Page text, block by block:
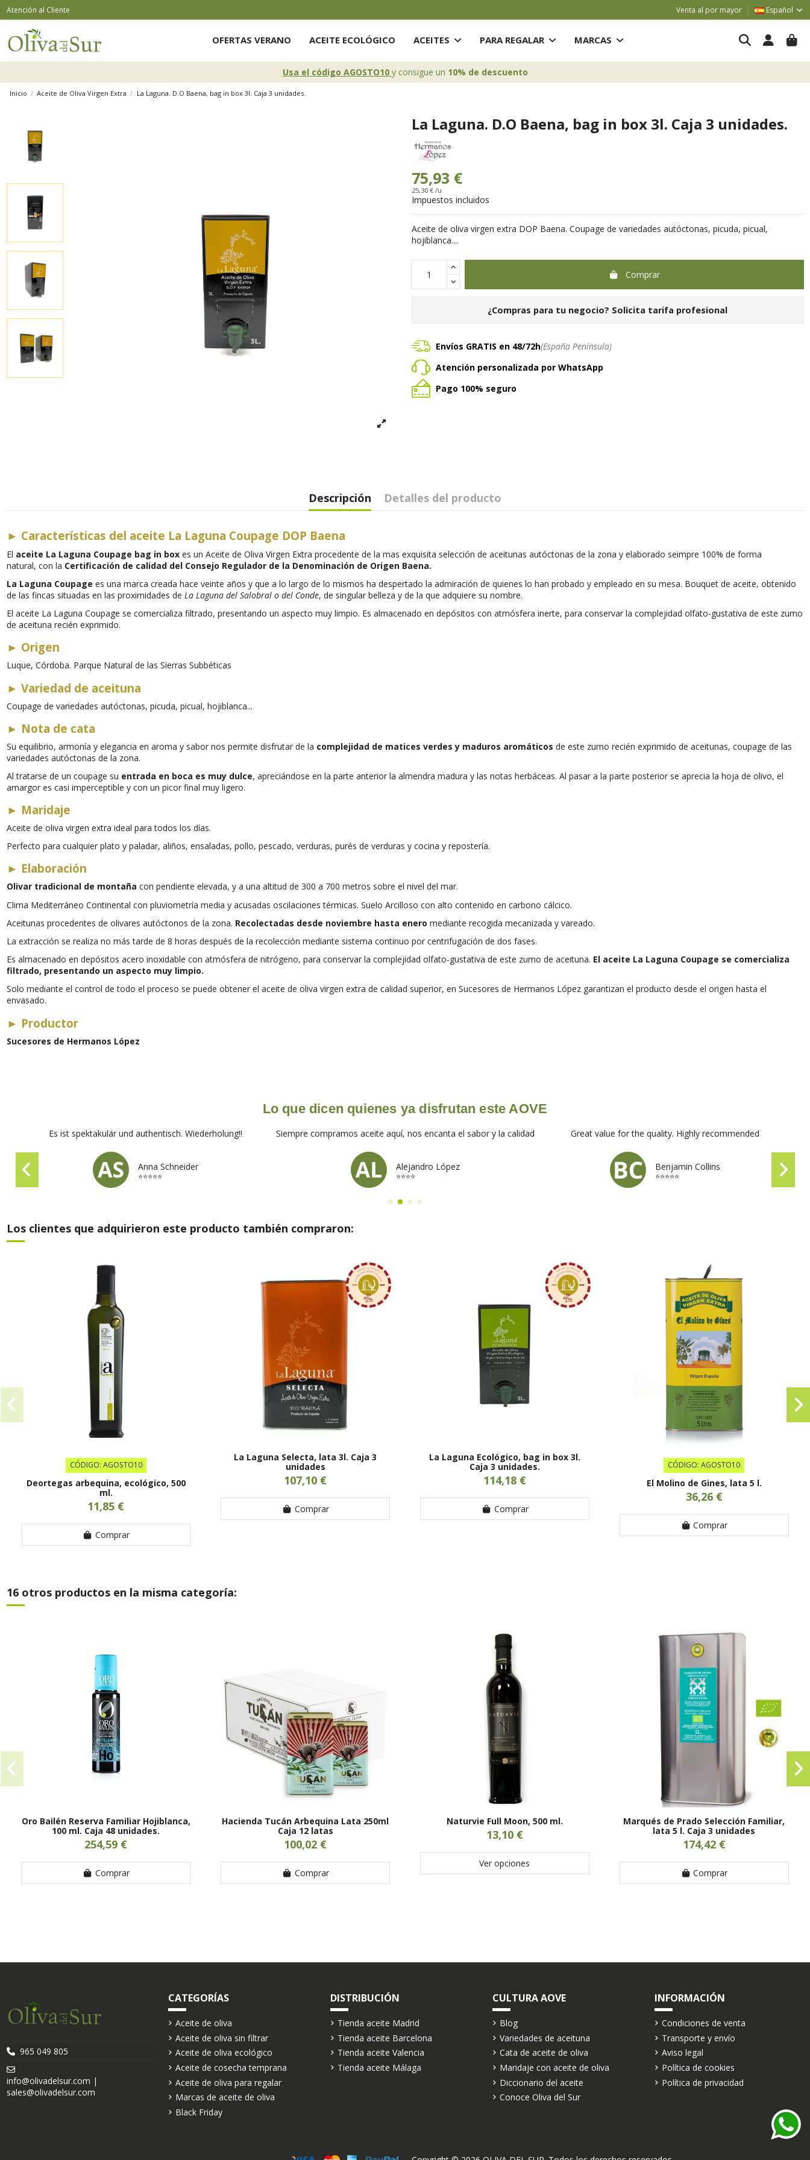
Atención al Cliente Venta al por mayor Español
OFERTAS VERANO ACEITE ECOLÓGICO ACEITES PARA REGALAR MARCAS
Usa el código AGOSTO10 y consigue un 10% de descuento
Inicio Aceite de Oliva Virgen Extra La Laguna. D.O Baena, bag in box 3l. Caja 3 unidades.
La Laguna. D.O Baena, bag in box 3l. Caja 3 unidades.
75,93 €
25,30 € /u
Impuestos incluidos
Aceite de oliva virgen extra DOP Baena. Coupage de variedades autóctonas, picuda, picual,
hojiblanca....
Comprar
¿Compras para tu negocio? Solicita tarifa profesional
Envíos GRATIS en 48/72h(España Península)
Atención personalizada por WhatsApp
Pago 100% seguro
Descripción Detalles del producto
► Características del aceite La Laguna Coupage DOP Baena
El aceite La Laguna Coupage bag in boxes un Aceite de Oliva Virgen Extra procedente de la mas exquisita selección de aceitunas autóctonas de la zona y elaborado seimpre 100% de forma
natural, con la Certificación de calidad del Consejo Regulador de la Denominación de Origen Baena.
La Laguna Coupage es una marca creada hace veinte años y que a lo largo de lo mismos ha despertado la admiración de quienes lo han probado y empleado en su mesa. Bouquet de aceite, obtenido
de las fincas situadas en las proximidades de La Laguna del Salobral o del Conde, de singular belleza y de la que adquiere su nombre.
El aceite La Laguna Coupage se comercializa filtrado, presentando un aspecto muy limpio. Es almacenado en depósitos con atmósfera inerte, para conservar la complejidad olfato-gustativa de este zumo
de aceituna recién exprimido.
► Origen
Luque, Córdoba. Parque Natural de las Sierras Subbéticas
► Variedad de aceituna
Coupage de variedades autóctonas, picuda, picual, hojiblanca...
► Nota de cata
Su equilibrio, armonía y elegancia en aroma y sabor nos permite disfrutar de la complejidad de matices verdes y maduros aromáticos de este zumo recién exprimido de aceitunas, coupage de las
variedades autóctonas de la zona.
Al tratarse de un coupage su entrada en boca es muy dulce, apreciándose en la parte anterior la almendra madura y las notas herbáceas. Al pasar a la parte posterior se aprecia la hoja de olivo, el
amargor es casi imperceptible y con un picor final muy ligero.
► Maridaje
Aceite de oliva virgen extra ideal para todos los días.
Perfecto para cualquier plato y paladar, aliños, ensaladas, pollo, pescado, verduras, purés de verduras y cocina y repostería.
► Elaboración
Olivar tradicional de montaña con pendiente elevada, y a una altitud de 300 a 700 metros sobre el nivel del mar.
Clima Mediterráneo Continental con pluviometría media y acusadas oscilaciones térmicas. Suelo Arcilloso con alto contenido en carbono cálcico.
Aceitunas procedentes de olivares autóctonos de la zona. Recolectadas desde noviembre hasta enero mediante recogida mecanizada y vareado.
La extracción se realiza no más tarde de 8 horas después de la recolección mediante sistema continuo por centrifugación de dos fases.
Es almacenado en depósitos acero inoxidable con atmósfera de nitrógeno, para conservar la complejidad olfato-gustativa de este zumo de aceituna. El aceite La Laguna Coupage se comercializa
filtrado, presentando un aspecto muy limpio.
Solo mediante el control de todo el proceso se puede obtener el aceite de oliva virgen extra de calidad superior, en Sucesores de Hermanos López garantizan el producto desde el origen hasta el
envasado.
► Productor
Sucesores de Hermanos López
Lo que dicen quienes ya disfrutan este AOVE
Es ist spektakulär und authentisch. Wiederholung!!
Anna Schneider
⭐⭐⭐⭐⭐
Siempre compramos aceite aquí, nos encanta el sabor y la calidad
Alejandro López
⭐⭐⭐⭐
Great value for the quality. Highly recommended
Benjamin Collins
⭐⭐⭐⭐⭐
Los clientes que adquirieron este producto también compraron:
CÓDIGO: AGOSTO10
Deortegas arbequina, ecológico, 500
ml.
11,85 €
Comprar
La Laguna Selecta, lata 3l. Caja 3
unidades
107,10 €
Comprar
La Laguna Ecológico, bag in box 3l.
Caja 3 unidades.
114,18 €
Comprar
CÓDIGO: AGOSTO10
El Molino de Gines, lata 5 l.
36,26 €
Comprar
16 otros productos en la misma categoría:
Oro Bailén Reserva Familiar Hojiblanca,
100 ml. Caja 48 unidades.
254,59 €
Comprar
Hacienda Tucán Arbequina Lata 250ml
Caja 12 latas
100,02 €
Comprar
Naturvie Full Moon, 500 ml.
13,10 €
Ver opciones
Marqués de Prado Selección Familiar,
lata 5 l. Caja 3 unidades
174,42 €
Comprar
965 049 805
info@olivadelsur.com |
sales@olivadelsur.com
CATEGORÍAS
Aceite de oliva
Aceite de oliva sin filtrar
Aceite de oliva ecológico
Aceite de cosecha temprana
Aceite de oliva para regalar
Marcas de aceite de oliva
Black Friday
DISTRIBUCIÓN
Tienda aceite Madrid
Tienda aceite Barcelona
Tienda aceite Valencia
Tienda aceite Málaga
CULTURA AOVE
Blog
Variedades de aceituna
Cata de aceite de oliva
Maridaje con aceite de oliva
Diccionario del aceite
Conoce Oliva del Sur
INFORMACIÓN
Condiciones de venta
Transporte y envío
Aviso legal
Política de cookies
Política de privacidad